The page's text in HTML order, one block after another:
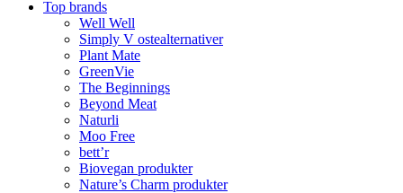
Top brands
Well Well
Simply V ostealternativer
Plant Mate
GreenVie
The Beginnings
Beyond Meat
Naturli
Moo Free
bett’r
Biovegan produkter
Nature’s Charm produkter